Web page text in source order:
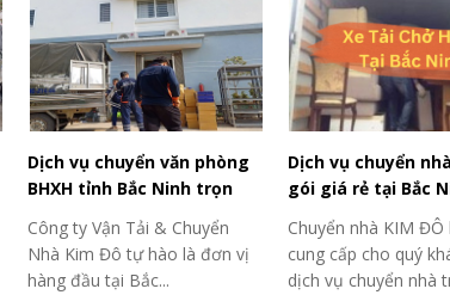
Dịch vụ chuyển văn phòng
BHXH tỉnh Bắc Ninh trọn
Công ty Vận Tải & Chuyển
Nhà Kim Đô tự hào là đơn vị
hàng đầu tại Bắc...
Dịch vụ chuyển
gói giá rẻ tại Bắc
Chuyển nhà KIM ĐÔ
cung cấp cho quý
dịch vụ chuyển nhà